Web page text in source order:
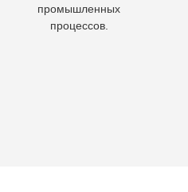
промышленных
процессов.